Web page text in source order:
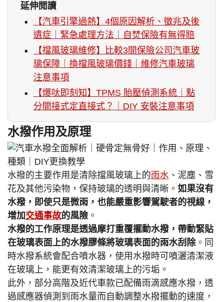
延伸閲讀
【汽車引擎過熱】4個原因解析、徵兆及後
遺症｜緊急處理方法｜自焚保險有無得賠
【擋風玻璃維修】比較3間保險公司汽車玻
璃保障｜換擋風玻璃價錢｜維修汽車玻璃
注意事項
【爆呔即刻知】TPMS 胎壓偵測系統｜點
分間接式定直接式？｜DIY 安裝注意事項
水撥作用及原理
水撥的主要作用是清除擋風玻璃上的雨水 、泥塵、雪
花及其他污染物，保持玻璃的透明與清晰。 如果沒有
水撥，即使只是微雨，也能嚴重影響駕駛者的視線，
增加 交通事故的風險 。
水撥的工作原理是透過摩打重覆擺動水撥，帶動緊貼
在玻璃表面上的水撥膠條將玻璃表面的雨水刮除。同
時水撥系統會配合噴水器，使用水撥時可噴灑清潔液
在玻璃上，能更有效清潔玻璃上的污垢。
此外，部分高階及近代車款已配備雨滴感應水撥，透
過感應器偵測到雨水量而自動調整水撥擺動的速度，